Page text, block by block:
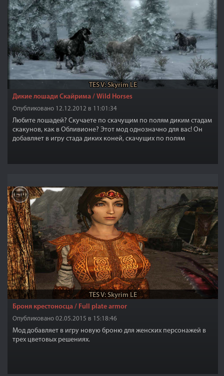
TES V: Skyrim LE
Дикие лошади Скайрима / Wild Horses
Опубликовано 12.12.2012 в 11:01:34
Любите лошадей? Скучаете по скачущим по полям диким стадам
скакунов, как в Обливионе? Этот мод однозначно для вас! Он
добавляет в игру стада диких коней, скачущих по полям
TES V: Skyrim LE
Броня крестоносца / Full plate armor
Опубликовано 02.05.2015 в 15:18:46
Мод добавляет в игру новую броню для женских персонажей в
трех цветовых решениях.